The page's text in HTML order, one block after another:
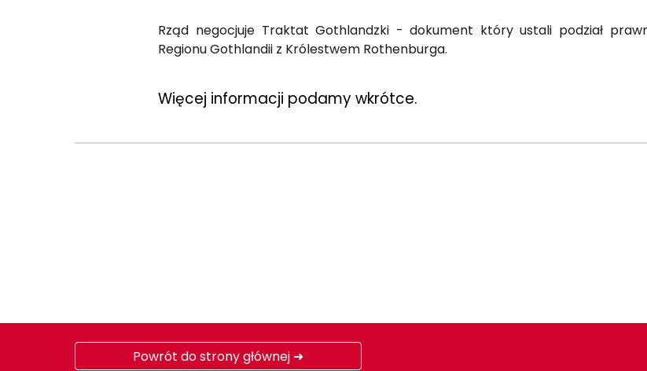
Rząd negocjuje Traktat Gothlandzki - dokument który ustali podział
Regionu Gothlandii z Królestwem Rothenburga.
Więcej informacji podamy wkrótce.
Powrót do strony głównej ➜